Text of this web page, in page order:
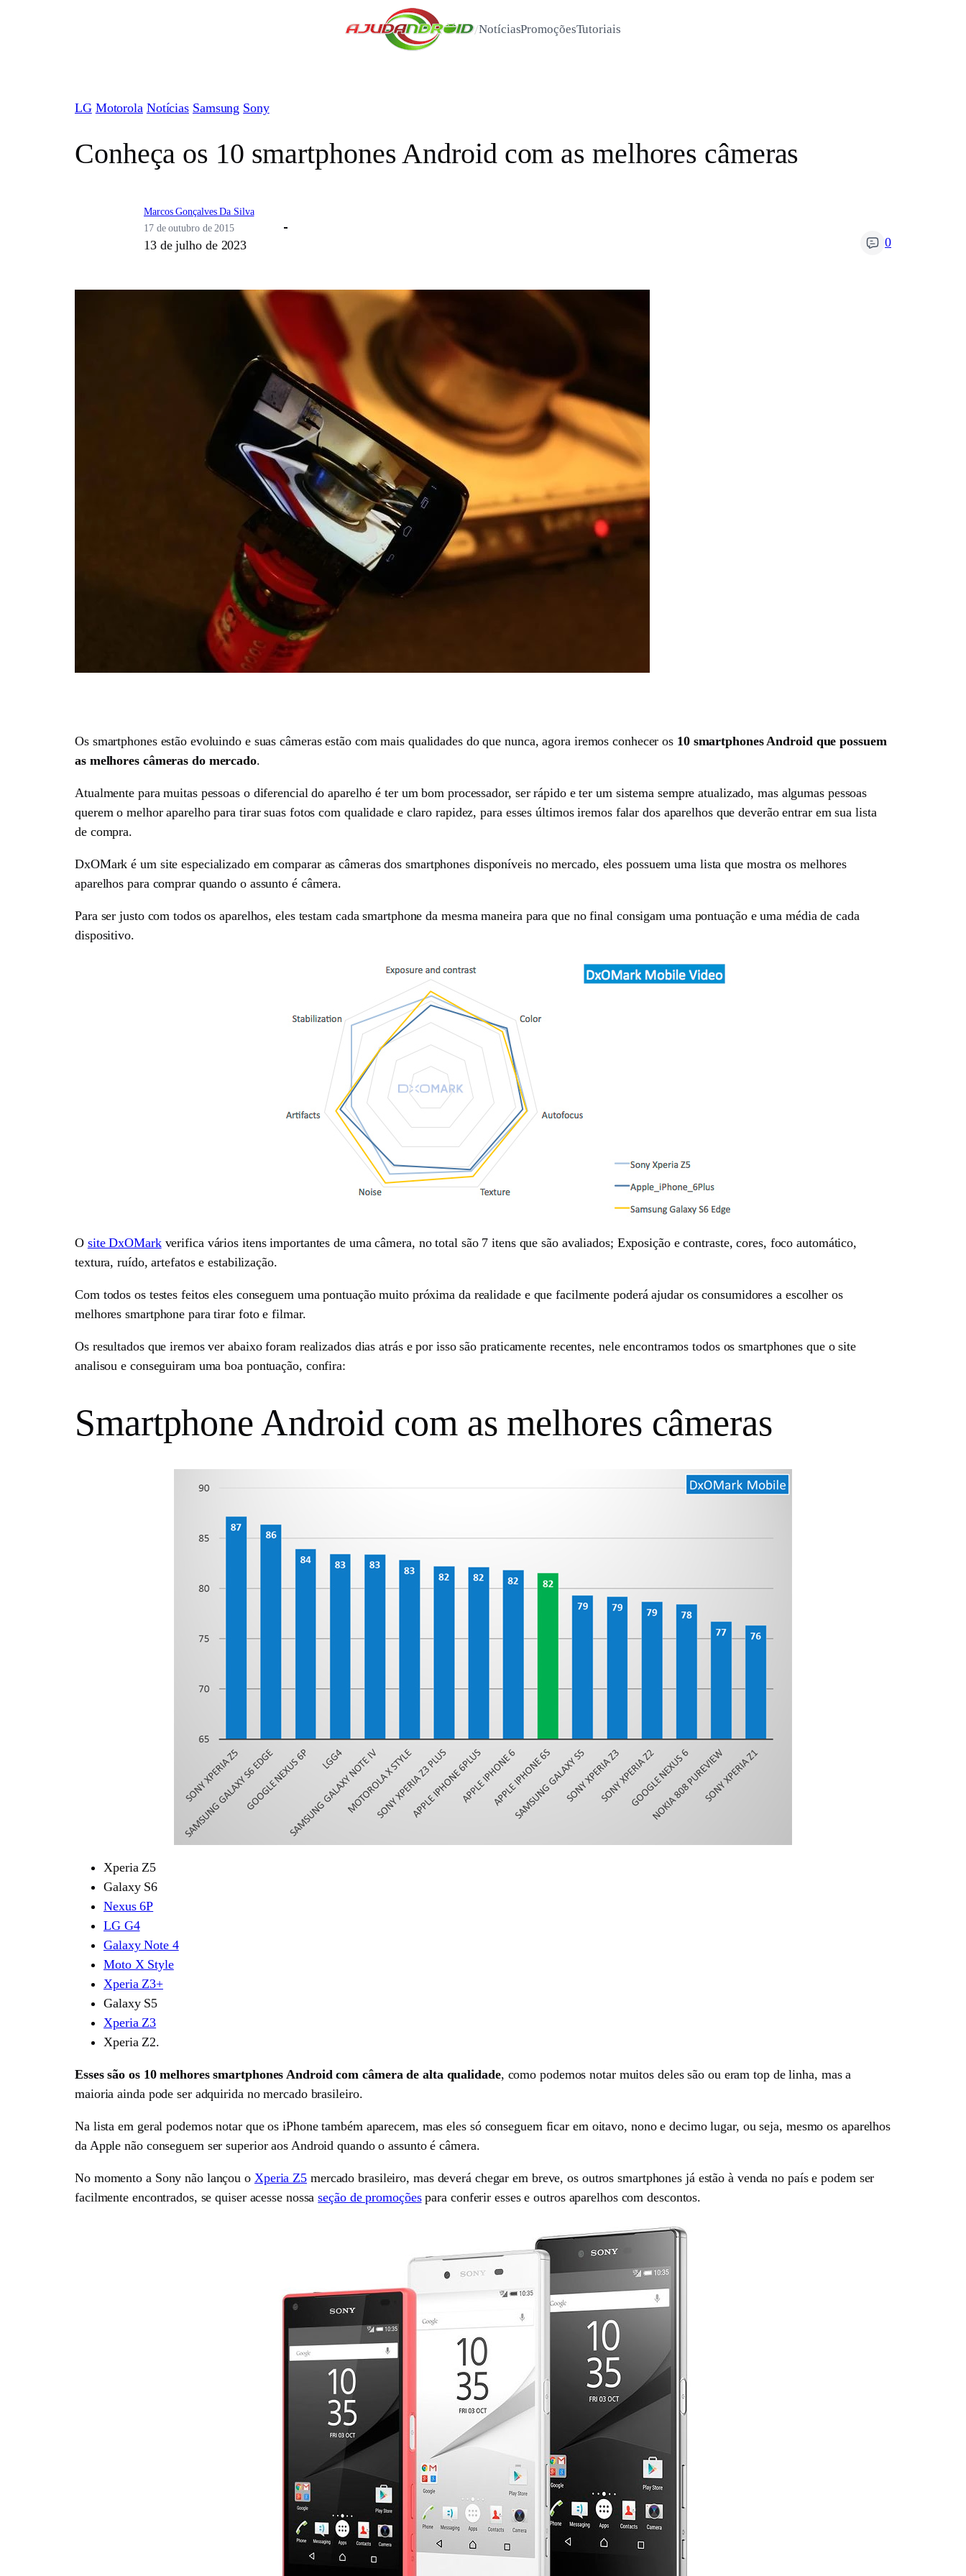
/NotíciasPromoçõesTutoriais
LG Motorola Notícias Samsung Sony
Conheça os 10 smartphones Android com as melhores câmeras
Marcos Gonçalves Da Silva
17 de outubro de 2015
13 de julho de 2023 0
Os smartphones estão evoluindo e suas câmeras estão com mais qualidades do que nunca, agora iremos conhecer os 10 smartphones Android que possuem
as melhores câmeras do mercado.
Atualmente para muitas pessoas o diferencial do aparelho é ter um bom processador, ser rápido e ter um sistema sempre atualizado, mas algumas pessoas
querem o melhor aparelho para tirar suas fotos com qualidade e claro rapidez, para esses últimos iremos falar dos aparelhos que deverão entrar em sua lista
de compra.
DxOMark é um site especializado em comparar as câmeras dos smartphones disponíveis no mercado, eles possuem uma lista que mostra os melhores
aparelhos para comprar quando o assunto é câmera.
Para ser justo com todos os aparelhos, eles testam cada smartphone da mesma maneira para que no final consigam uma pontuação e uma média de cada
dispositivo.
O site DxOMarkverifica vários itens importantes de uma câmera, no total são 7 itens que são avaliados; Exposição e contraste, cores, foco automático,
textura, ruído, artefatos e estabilização.
Com todos os testes feitos eles conseguem uma pontuação muito próxima da realidade e que facilmente poderá ajudar os consumidores a escolher os
melhores smartphone para tirar foto e filmar.
Os resultados que iremos ver abaixo foram realizados dias atrás e por isso são praticamente recentes, nele encontramos todos os smartphones que o site
analisou e conseguiram uma boa pontuação, confira:
Smartphone Android com as melhores câmeras
Xperia Z5
Galaxy S6
Nexus 6P
LG G4
Galaxy Note 4
Moto X Style
Xperia Z3+
Galaxy S5
Xperia Z3
Xperia Z2.
Esses são os 10 melhores smartphones Android com câmera de alta qualidade, como podemos notar muitos deles são ou eram top de linha, mas a
maioria ainda pode ser adquirida no mercado brasileiro.
Na lista em geral podemos notar que os iPhone também aparecem, mas eles só conseguem ficar em oitavo, nono e decimo lugar, ou seja, mesmo os aparelhos
da Apple não conseguem ser superior aos Android quando o assunto é câmera.
No momento a Sony não lançou o Xperia Z5 mercado brasileiro, mas deverá chegar em breve, os outros smartphones já estão à venda no país e podem ser
facilmente encontrados, se quiser acesse nossaseção de promoçõespara conferir esses e outros aparelhos com descontos.